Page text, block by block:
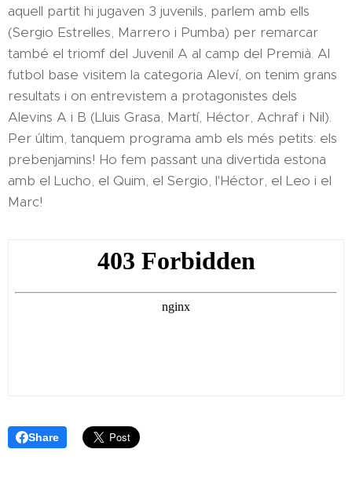
aquell partit hi jugaven 3 juvenils, parlem amb ells
(Sergio Estrelles, Marrero i Pumba) per remarcar
també el triomf del Juvenil A al camp del Premià. Al
futbol base visitem la categoria Aleví, on tenim grans
resultats i on entrevistem a protagonistes dels
Alevins A i B (Lluis Grasa, Martí, Héctor, Achraf i Nil).
Per últim, tanquem programa amb els més petits: els
prebenjamins! Ho fem passant una divertida estona
amb el Lucho, el Quim, el Sergio, l'Héctor, el Leo i el
Marc!
Share